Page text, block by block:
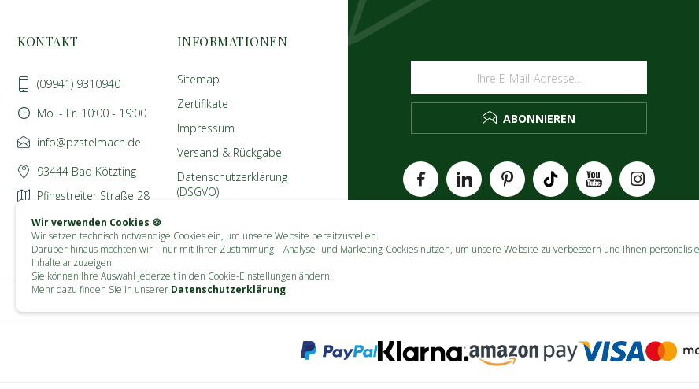
Wir verwenden Cookies 🍪
Wir setzen technisch notwendige Cookies ein, um unsere Website bereitzustellen.
Darüber hinaus möchten wir – nur mit Ihrer Zustimmung – Analyse- und Marketing-Cookies nutzen, um unsere Website zu verbessern und Ihnen
Inhalte anzuzeigen.
Sie können Ihre Auswahl jederzeit in den Cookie-Einstellungen ändern.
Mehr dazu finden Sie in unserer Datenschutzerklärung.
ABONNIEREN
KONTAKT
(09941) 9310940
Mo. - Fr. 10:00 - 19:00
info@pzstelmach.de
93444 Bad Kötzting
Pfingstreiter Straße 28
INFORMATIONEN
Sitemap
Zertifikate
Impressum
Versand & Rückgabe
Datenschutzerklärung
(DSGVO)